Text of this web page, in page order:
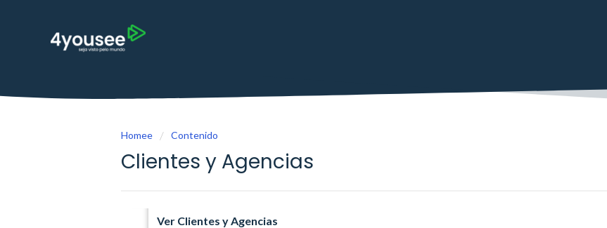
Homee Contenido
Clientes y Agencias
Ver Clientes y Agencias